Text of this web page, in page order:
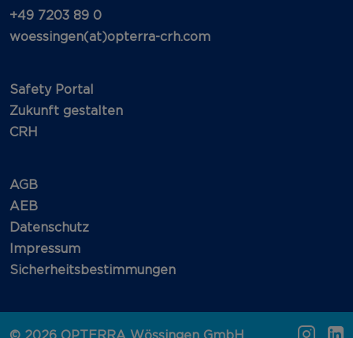
+49 7203 89 0
woessingen(at)opterra-crh.com
Safety Portal
Zukunft gestalten
CRH
AGB
AEB
Datenschutz
Impressum
Sicherheitsbestimmungen
© 2026 OPTERRA Wössingen GmbH